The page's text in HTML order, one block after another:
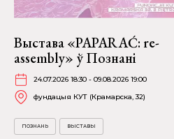
Выстава «PAPARAĆ: re-
assembly» ў Познані
24.07.2026 18:30 - 09.08.2026 19:00
фундацыя КУТ (Крамарска, 32)
ПОЗНАНЬ ВЫСТАВЫ